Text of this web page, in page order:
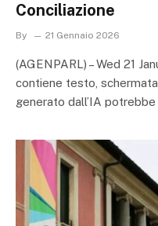
Conciliazione
By 21 Gennaio 2026
(AGENPARL) – Wed 21
contiene testo,
generato dall’IA